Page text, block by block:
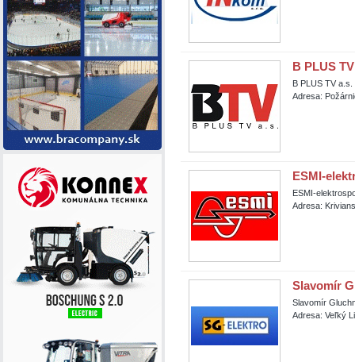
B PLUS
B PLUS TV a.s.
Adresa:
ESMI-
ESMI-
Adresa:
Slavomír
Slavomír
Adresa: Veľký